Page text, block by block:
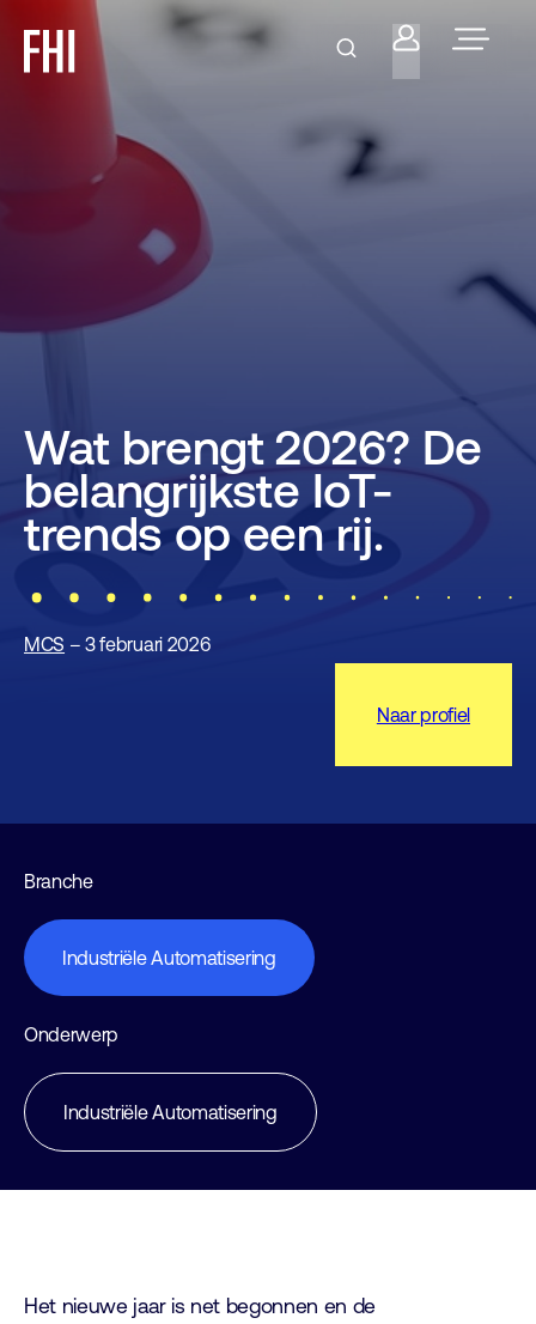
Wat brengt 2026? De
belangrijkste IoT-
trends op een rij.
MCS – 3 februari 2026
Naar profiel
Branche
Industriële Automatisering
Onderwerp
Industriële Automatisering
Het nieuwe jaar is net begonnen en de